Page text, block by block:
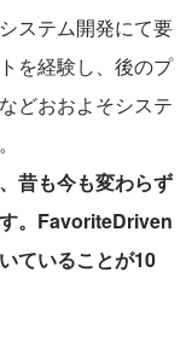
ステム開発にて要
を経験し、後のプ
どおおよそシステ
昔も今も変わらず
。FavoriteDriven
ていることが10